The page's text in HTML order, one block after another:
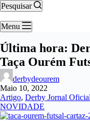
Pesquisar
Menu
Última hora:
Taça Ourém
derbydeourem
Maio 10, 2022
Artigo, Derby Jornal Oficial
NOVIDADE